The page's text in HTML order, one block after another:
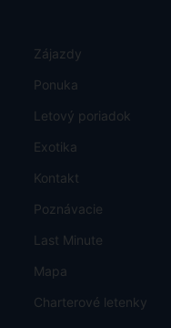
Zájazdy
Ponuka
Letový poriadok
Exotika
Kontakt
Poznávacie
Last Minute
Mapa
Charterové letenky